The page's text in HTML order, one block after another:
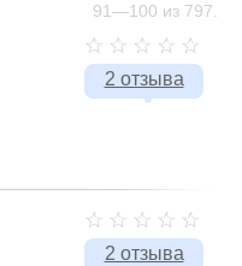
91—100 из 797.
2 отзыва
2 отзыва